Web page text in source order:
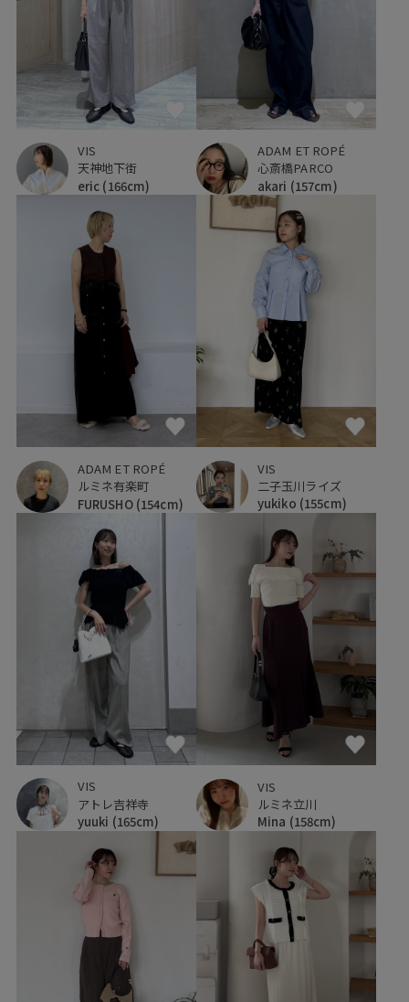
VIS
天神地下街
eric (166cm)
ADAM ET ROPÉ
心斎橋PARCO
akari (157cm)
ADAM ET ROPÉ
ルミネ有楽町
FURUSHO (154cm)
VIS
二子玉川ライズ
yukiko (155cm)
VIS
アトレ吉祥寺
yuuki (165cm)
VIS
ルミネ立川
Mina (158cm)